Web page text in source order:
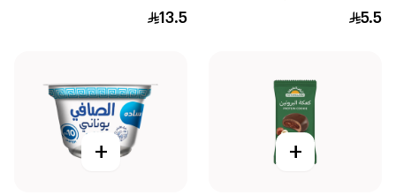
5.5
وتوت العليق) 0٪ دسم 150جرام
13.5
+
+